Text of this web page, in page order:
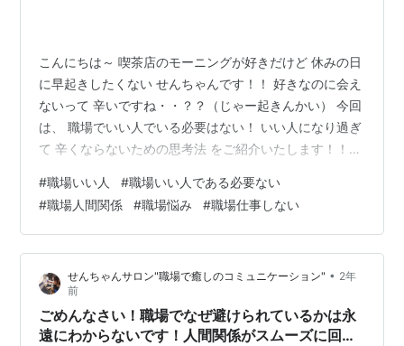
こんにちは～ 喫茶店のモーニングが好きだけど 休みの日
に早起きしたくない せんちゃんです！！ 好きなのに会え
ないって 辛いですね・・？？（じゃー起きんかい） 今回
は、 職場でいい人でいる必要はない！ いい人になり過ぎ
て 辛くならないための思考法 をご紹介いたします！！
たり 公認心理士ではありません！ 完全に独自の経験から
得た気づきを元に 編み出してきた方法となります。 とは
いえ、この思考法を実践すると 間違いなくコミュニケー
ションの力がつき、 あなたの世界が変わっていくことは
私の経験を通して折り紙付きです！ 是非、最後まで読ん
でいってくだ…
#職場いい人 #職場いい人である必要ない
#職場人間関係 #職場悩み #職場仕事しない
せんちゃんサロン"職場で癒しのコミュニケーション" • 2年
前
ごめんなさい！職場でなぜ避けられているかは永
遠にわからないです！人間関係がスムーズに回っ